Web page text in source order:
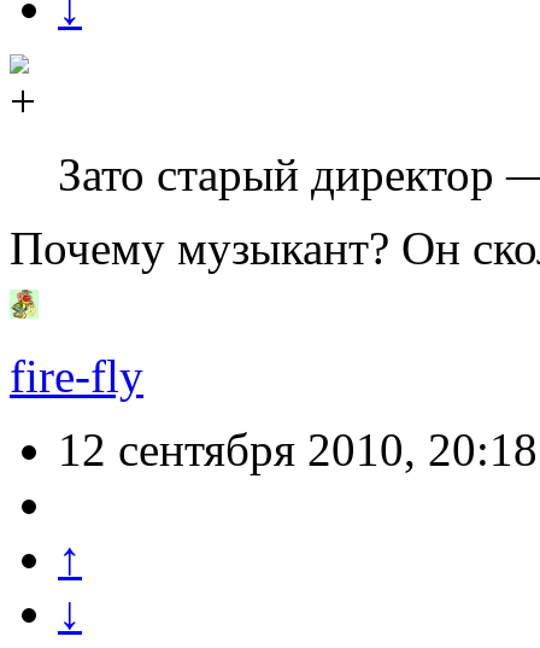
Зато старый директор
Почему музыкант? Он
fire-fly
12 сентября 2010, 20:18
↑
↓